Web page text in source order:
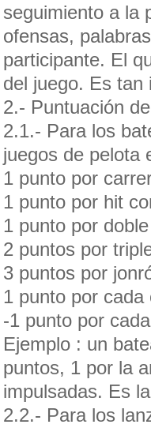
seguimiento a la
ofensas,
participante. El
del juego. Es tan
2.- Puntuación
2.1.- Para los
juegos de pelota
1 punto por
1 punto por hit
1 punto por
2 puntos por
3 puntos por
1 punto por
-1 punto por
Ejemplo : un
puntos, 1 por la
impulsadas. Es
2.2.- Para los